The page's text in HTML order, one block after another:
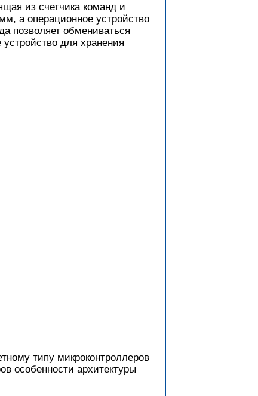
из счетчика команд и
а операционное устройство
позволяет обмениваться
для хранения
типу микроконтроллеров
особенности архитектуры